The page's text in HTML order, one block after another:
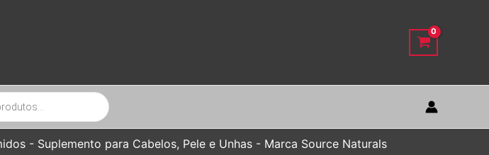
- Suplemento para Cabelos, Pele e Unhas - Marca Source Naturals